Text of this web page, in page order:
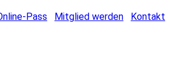
Pass Mitglied werden Kontakt